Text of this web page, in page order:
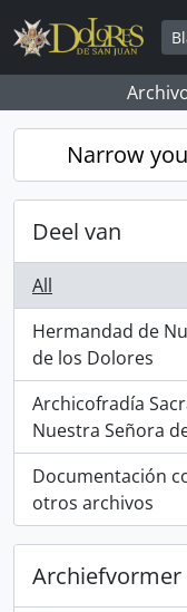
Skip to main content
Narrow
Deel van
All
Hermandad de
de los Dolores
, 40 results
Archicofradía
Nuestra Señora
, 16 results
Documentación
otros archivos
, 9 results
Archiefvormer